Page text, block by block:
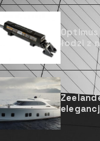
łodzi z